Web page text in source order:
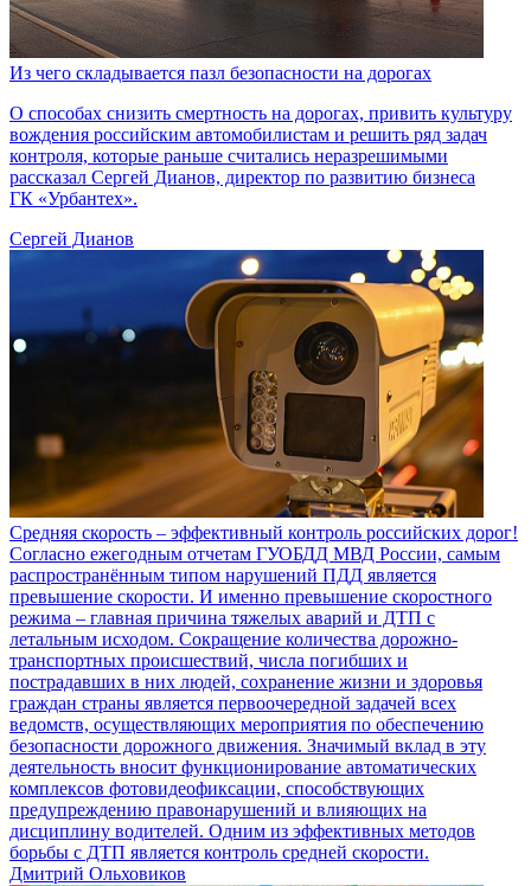
Из чего складывается пазл безопасности на дорогах
О способах снизить смертность на дорогах, привить культуру
вождения российским автомобилистам и решить ряд задач
контроля, которые раньше считались неразрешимыми
рассказал Сергей Дианов, директор по развитию бизнеса
ГК «Урбантех».
Сергей Дианов
Средняя скорость – эффективный контроль российских дорог!
Согласно ежегодным отчетам ГУОБДД МВД России, самым
распространённым типом нарушений ПДД является
превышение скорости. И именно превышение скоростного
режима – главная причина тяжелых аварий и ДТП с
летальным исходом. Сокращение количества дорожно-
транспортных происшествий, числа погибших и
пострадавших в них людей, сохранение жизни и здоровья
граждан страны является первоочередной задачей всех
ведомств, осуществляющих мероприятия по обеспечению
безопасности дорожного движения. Значимый вклад в эту
деятельность вносит функционирование автоматических
комплексов фотовидеофиксации, способствующих
предупреждению правонарушений и влияющих на
дисциплину водителей. Одним из эффективных методов
борьбы с ДТП является контроль средней скорости.
Дмитрий Ольховиков